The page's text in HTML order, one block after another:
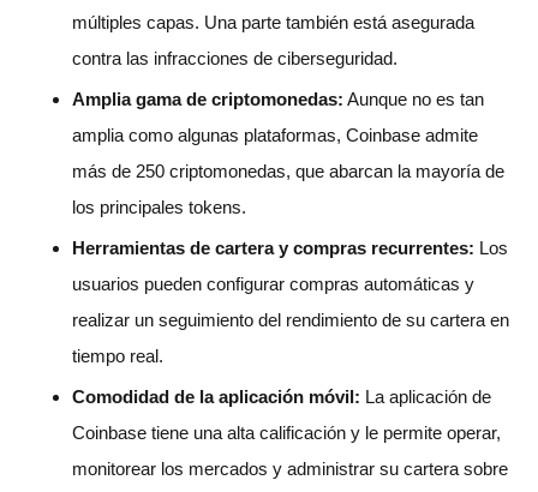
múltiples capas. Una parte también está asegurada
contra las infracciones de ciberseguridad.
Amplia gama de criptomonedas: Aunque no es tan
amplia como algunas plataformas, Coinbase admite
más de 250 criptomonedas, que abarcan la mayoría de
los principales tokens.
Herramientas de cartera y compras recurrentes: Los
usuarios pueden configurar compras automáticas y
realizar un seguimiento del rendimiento de su cartera en
tiempo real.
Comodidad de la aplicación móvil: La aplicación de
Coinbase tiene una alta calificación y le permite operar,
monitorear los mercados y administrar su cartera sobre